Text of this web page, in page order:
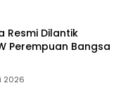
Resmi Dilantik
Perempuan Bangsa
2026